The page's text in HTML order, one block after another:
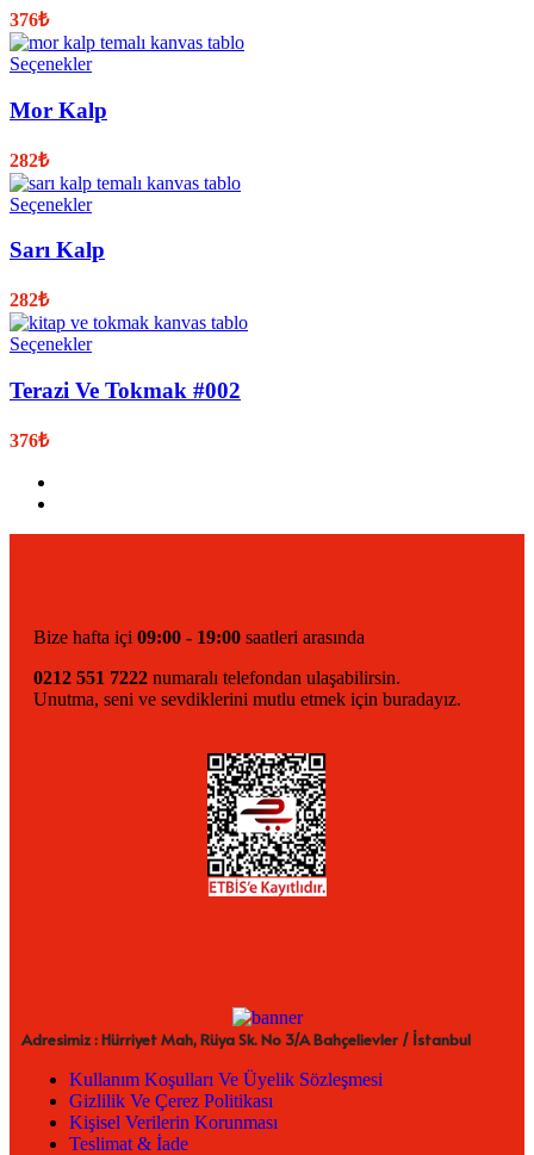
376₺
Seçenekler
Mor Kalp
282₺
Seçenekler
Sarı Kalp
282₺
Seçenekler
Terazi Ve Tokmak #002
376₺
Bize hafta içi 09:00 - 19:00 saatleri arasında
0212 551 7222 numaralı telefondan ulaşabilirsin.
Unutma, seni ve sevdiklerini mutlu etmek için buradayız.
Adresimiz : Hürriyet Mah, Rüya Sk. No 3/A Bahçelievler / İstanbul
Kullanım Koşulları Ve Üyelik Sözleşmesi
Gizlilik Ve Çerez Politikası
Kişisel Verilerin Korunması
Teslimat & İade